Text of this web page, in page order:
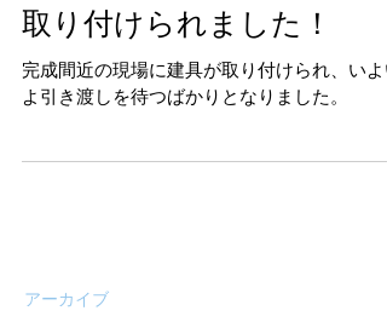
雲仙市愛野町Y様邸｜ドア
取り付けられました！
完成間近の現場に建具が取り付けられ、いよ